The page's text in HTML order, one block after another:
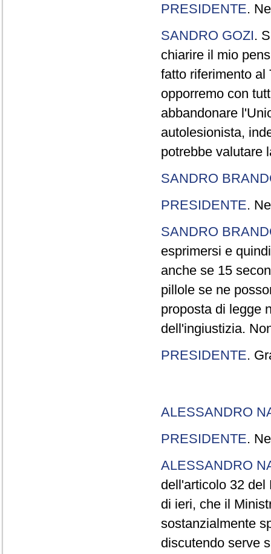
PRESIDENTE.
SANDRO GOZI.
chiarire il mio
fatto riferimento al
opporremo con
abbandonare
autolesionista,
potrebbe valutare
SANDRO
PRESIDENTE.
SANDRO
esprimersi e
anche se 15
pillole se ne
proposta di legge
dell'ingiustizia.
PRESIDENTE.
ALESSANDRO
PRESIDENTE.
ALESSANDRO
dell'articolo 32 del
di ieri, che il
sostanzialmente
discutendo serve